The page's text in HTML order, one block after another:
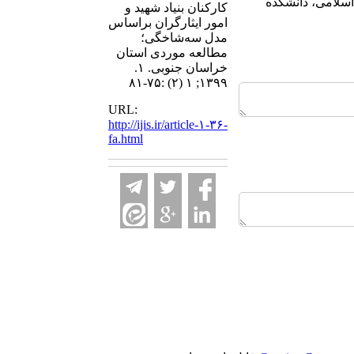
کارکنان بنیاد شهید و
امور ایثارگران براساس
مدل سه‌شاخگی؛
مطالعه موردی استان
خراسان جنوبی. ۱.
۱۳۹۹; ۱ (۲) :۷۵-۸۱
URL:
http://ijis.ir/article-۱-۳۶-
fa.html